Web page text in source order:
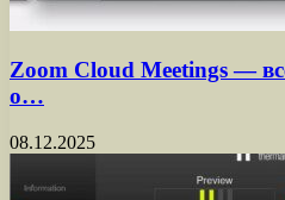
Zoom Cloud Meetings —
о…
08.12.2025